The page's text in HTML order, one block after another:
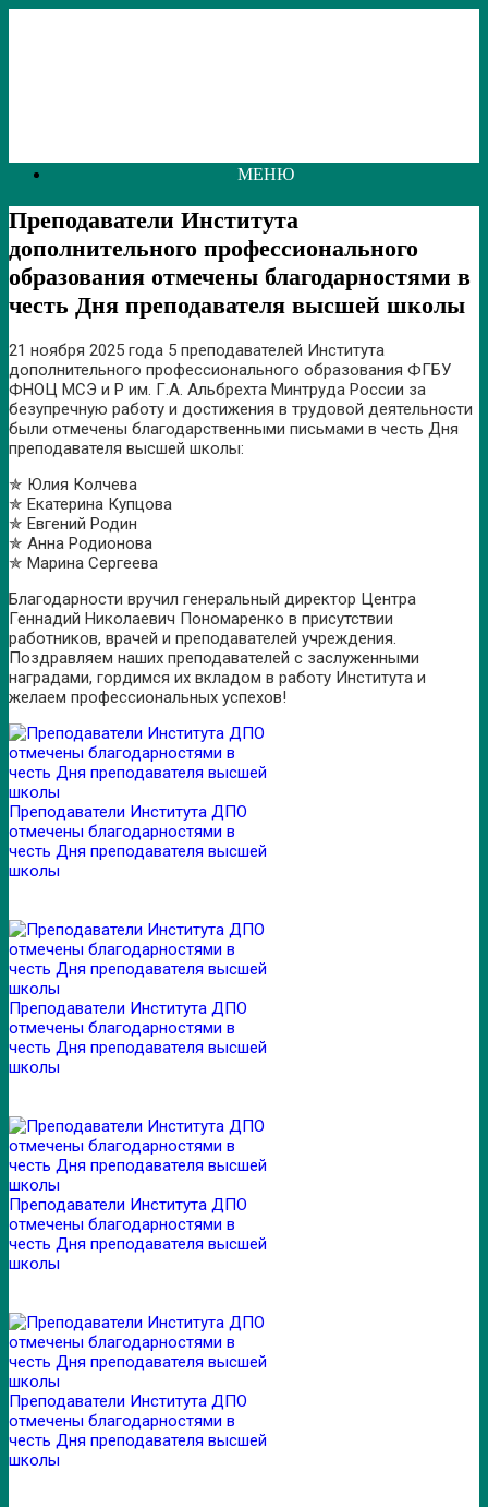
МЕНЮ
Преподаватели Института
дополнительного профессионального
образования отмечены благодарностями в
честь Дня преподавателя высшей школы
21 ноября 2025 года 5 преподавателей Института
дополнительного профессионального образования ФГБУ
ФНОЦ МСЭ и Р им. Г.А. Альбрехта Минтруда России за
безупречную работу и достижения в трудовой деятельности
были отмечены благодарственными письмами в честь Дня
преподавателя высшей школы:
✯ Юлия Колчева
✯ Екатерина Купцова
✯ Евгений Родин
✯ Анна Родионова
✯ Марина Сергеева
Благодарности вручил генеральный директор Центра
Геннадий Николаевич Пономаренко в присутствии
работников, врачей и преподавателей учреждения.
Поздравляем наших преподавателей с заслуженными
наградами, гордимся их вкладом в работу Института и
желаем профессиональных успехов!
Преподаватели Института ДПО
отмечены благодарностями в
честь Дня преподавателя высшей
школы
Преподаватели Института ДПО
отмечены благодарностями в
честь Дня преподавателя высшей
школы
Преподаватели Института ДПО
отмечены благодарностями в
честь Дня преподавателя высшей
школы
Преподаватели Института ДПО
отмечены благодарностями в
честь Дня преподавателя высшей
школы